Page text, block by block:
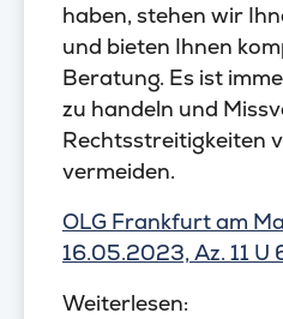
haben, stehen wir
und bieten Ihnen
Beratung. Es ist
zu handeln und
Rechtsstreitigkeiten
vermeiden.
OLG Frankfurt am
16.05.2023, Az. 11 U
Weiterlesen: